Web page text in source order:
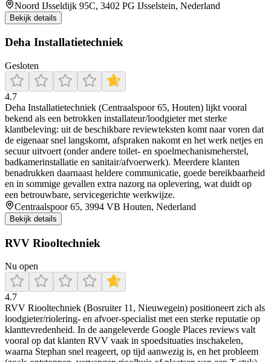
Noord IJsseldijk 95C, 3402 PG IJsselstein, Nederland
Bekijk details
Deha Installatietechniek
Gesloten
4.7
Deha Installatietechniek (Centraalspoor 65, Houten) lijkt vooral
bekend als een betrokken installateur/loodgieter met sterke
klantbeleving: uit de beschikbare reviewteksten komt naar voren dat
de eigenaar snel langskomt, afspraken nakomt en het werk netjes en
secuur uitvoert (onder andere toilet- en spoelmechanismeherstel,
badkamerinstallatie en sanitair/afvoerwerk). Meerdere klanten
benadrukken daarnaast heldere communicatie, goede bereikbaarheid
en in sommige gevallen extra nazorg na oplevering, wat duidt op
een betrouwbare, servicegerichte werkwijze.
Centraalspoor 65, 3994 VB Houten, Nederland
Bekijk details
RVV Riooltechniek
Nu open
4.7
RVV Riooltechniek (Bosruiter 11, Nieuwegein) positioneert zich als
loodgieter/riolering- en afvoer-specialist met een sterke reputatie op
klanttevredenheid. In de aangeleverde Google Places reviews valt
vooral op dat klanten RVV vaak in spoedsituaties inschakelen,
waarna Stephan snel reageert, op tijd aanwezig is, en het probleem